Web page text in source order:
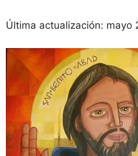
Última actualización: mayo